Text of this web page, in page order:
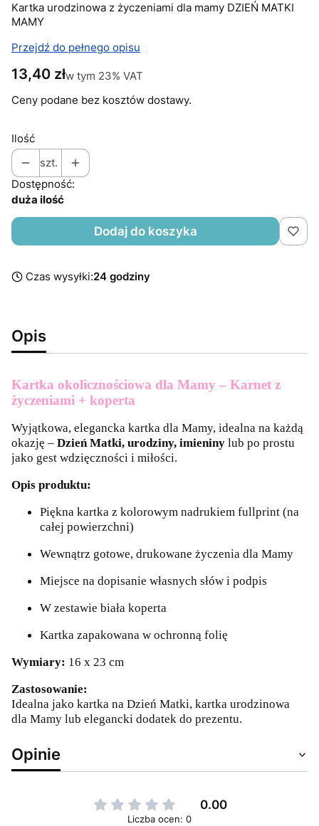
Kartka urodzinowa z życzeniami dla mamy DZIEŃ MATKI
MAMY
Przejdź do pełnego opisu
Cena
13,40 złw tym 23% VAT
w tym 23% VAT
Ceny podane bez kosztów dostawy.
Ilość
szt.
Dostępność:
duża ilość
Dodaj do koszyka
Czas wysyłki:24 godziny
Opis
Kartka okolicznościowa dla Mamy – Karnet z
życzeniami + koperta
Wyjątkowa, elegancka kartka dla Mamy, idealna na każdą
okazję – Dzień Matki, urodziny, imieniny lub po prostu
jako gest wdzięczności i miłości.
Opis produktu:
Piękna kartka z kolorowym nadrukiem fullprint (na
całej powierzchni)
Wewnątrz gotowe, drukowane życzenia dla Mamy
Miejsce na dopisanie własnych słów i podpis
W zestawie biała koperta
Kartka zapakowana w ochronną folię
Wymiary: 16 x 23 cm
Zastosowanie:
Idealna jako kartka na Dzień Matki, kartka urodzinowa
dla Mamy lub elegancki dodatek do prezentu.
Opinie
0.00
Liczba ocen: 0